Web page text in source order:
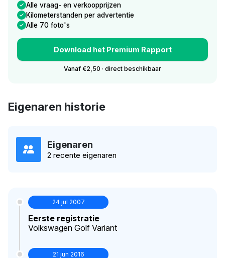
Alle vraag- en verkoopprijzen
Kilometerstanden per advertentie
Alle 70 foto's
Download het Premium Rapport
Vanaf €2,50 · direct beschikbaar
Eigenaren historie
Eigenaren
2 recente eigenaren
24 jul 2007
Eerste registratie
Volkswagen Golf Variant
21 jun 2016